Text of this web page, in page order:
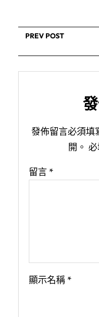
PREV POST
發佈留言必須填
開。
留言 *
顯示名稱 *